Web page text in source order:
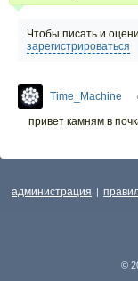
Чтобы писать и
зарегистрироваться
Time_Machine
привет камням в
администрация |
©